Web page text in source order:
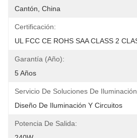
Cantón, China
Certificación:
UL FCC CE ROHS SAA CLASS 2
Garantía (año):
5 Años
Servicio De Soluciones De
Diseño De Iluminación Y Circuitos
Potencia De Salida: